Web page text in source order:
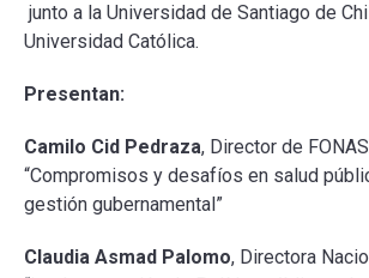
junto a la Universidad de Santiago de
Universidad Católica.
Presentan:
Camilo Cid Pedraza, Director de
“Compromisos y desafíos en salud
gestión gubernamental”
Claudia Asmad Palomo, Directora